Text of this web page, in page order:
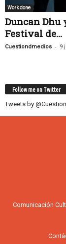
Work done
Duncan Dhu
Festival de...
Cuestiondmedios - 9
Follow me on Twitter
Tweets by
Comunicación